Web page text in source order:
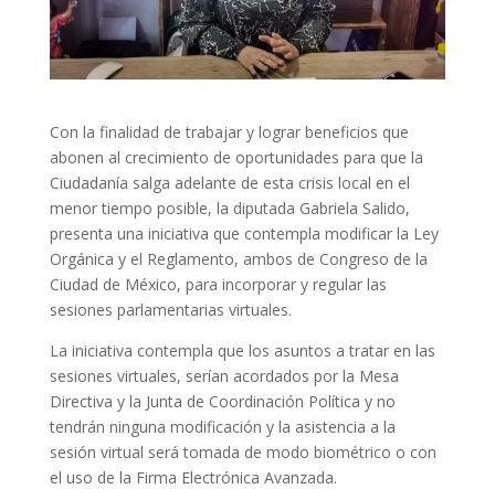
Con la finalidad de trabajar y lograr beneficios que
abonen al crecimiento de oportunidades para que la
Ciudadanía salga adelante de esta crisis local en el
menor tiempo posible, la diputada Gabriela Salido,
presenta una iniciativa que contempla modificar la Ley
Orgánica y el Reglamento, ambos de Congreso de la
Ciudad de México, para incorporar y regular las
sesiones parlamentarias virtuales.
La iniciativa contempla que los asuntos a tratar en las
sesiones virtuales, serían acordados por la Mesa
Directiva y la Junta de Coordinación Política y no
tendrán ninguna modificación y la asistencia a la
sesión virtual será tomada de modo biométrico o con
el uso de la Firma Electrónica Avanzada.